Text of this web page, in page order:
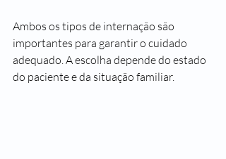
Ambos os tipos de internação são
importantes para garantir o cuidado
adequado. A escolha depende do estado
do paciente e da situação familiar.